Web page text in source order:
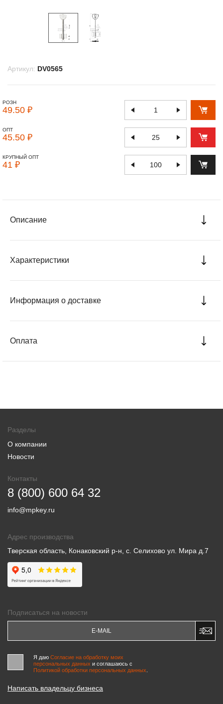
Артикул: DV0565
РОЗН
49.50 ₽
ОПТ
45.50 ₽
КРУПНЫЙ ОПТ
41 ₽
Описание
Характеристики
Информация о доставке
Оплата
Разделы
О компании
Новости
Контакты
8 (800) 600 64 32
info@mpkey.ru
Адрес производства
Тверская область, Конаковский р-н, с. Селихово ул. Мира д.7
Подписаться на новости
Я даю Согласие на обработку моих
персональных данных и соглашаюсь c
Политикой обработки персональных данных
Написать владельцу бизнеса